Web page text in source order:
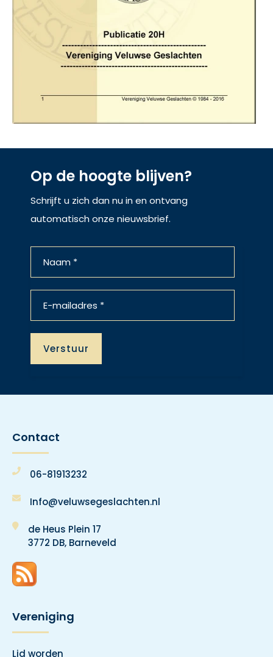
Op de hoogte blijven?
Schrijft u zich dan nu in en ontvang
automatisch onze nieuwsbrief.
Contact
06-81913232
Info@veluwsegeslachten.nl
de Heus Plein 17
3772 DB, Barneveld
Vereniging
Lid worden